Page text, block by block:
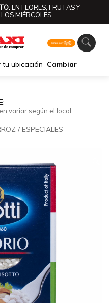
EN FLORES, FRUTAS Y
MIÉRCOLES.
ubicación Cambiar
variar según el local.
/ ESPECIALES